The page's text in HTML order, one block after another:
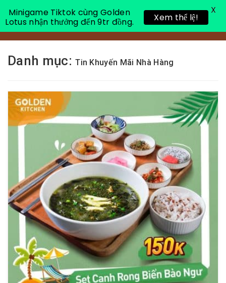
Toggle
Danh mục:Tin Khuyến Mãi Nhà Hàng
Minigame Tiktok cùng Golden
Lotus nhận thưởng đến 9tr đồng.
Xem thể lệ!
X